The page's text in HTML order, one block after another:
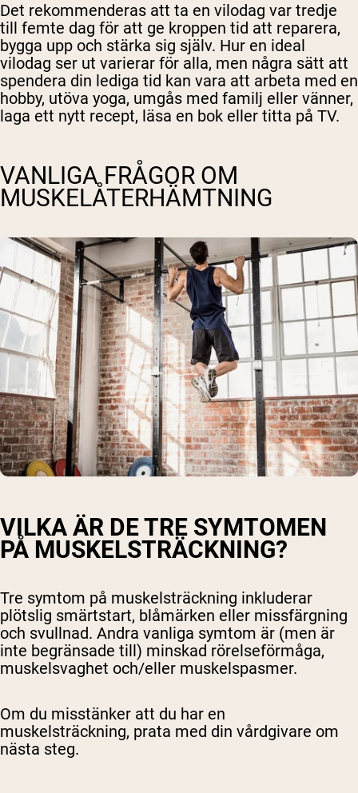
Det rekommenderas att ta en vilodag var tredje
till femte dag för att ge kroppen tid att reparera,
bygga upp och stärka sig själv. Hur en ideal
vilodag ser ut varierar för alla, men några sätt att
spendera din lediga tid kan vara att arbeta med en
hobby, utöva yoga, umgås med familj eller vänner,
laga ett nytt recept, läsa en bok eller titta på TV.
VANLIGA FRÅGOR OM
MUSKELÅTERHÄMTNING
VILKA ÄR DE TRE SYMTOMEN
PÅ MUSKELSTRÄCKNING?
Tre symtom på muskelsträckning inkluderar
plötslig smärtstart, blåmärken eller missfärgning
och svullnad. Andra vanliga symtom är (men är
inte begränsade till) minskad rörelseförmåga,
muskelsvaghet och/eller muskelspasmer.
Om du misstänker att du har en
muskelsträckning, prata med din vårdgivare om
nästa steg.